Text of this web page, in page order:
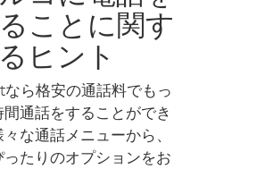
ことに関す
るヒント
なら格安の通話料でもっ
間通話をすることができ
な通話メニューから、
ったりのオプションをお